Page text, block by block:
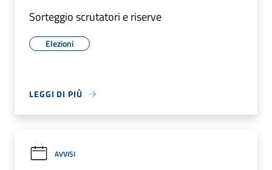
Sorteggio scrutatori e riserve
Elezioni
LEGGI DI PIÙ
AVVISI